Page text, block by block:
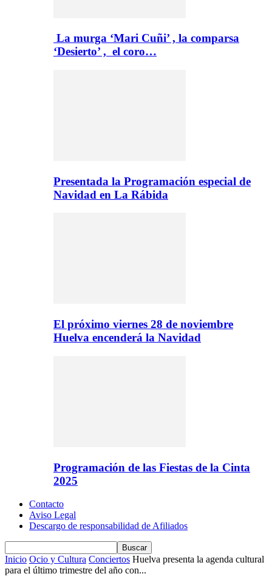
La murga ‘Mari Cuñi’ , la comparsa
‘Desierto’ , el coro…
Presentada la Programación especial de
Navidad en La Rábida
El próximo viernes 28 de noviembre
Huelva encenderá la Navidad
Programación de las Fiestas de la Cinta
2025
Contacto
Aviso Legal
Descargo de responsabilidad de Afiliados
Inicio Ocio y Cultura Conciertos Huelva presenta la agenda cultural
para el último trimestre del año con...